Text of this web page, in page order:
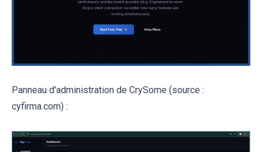
Panneau d'administration de CrySome (source :
cyfirma.com) :